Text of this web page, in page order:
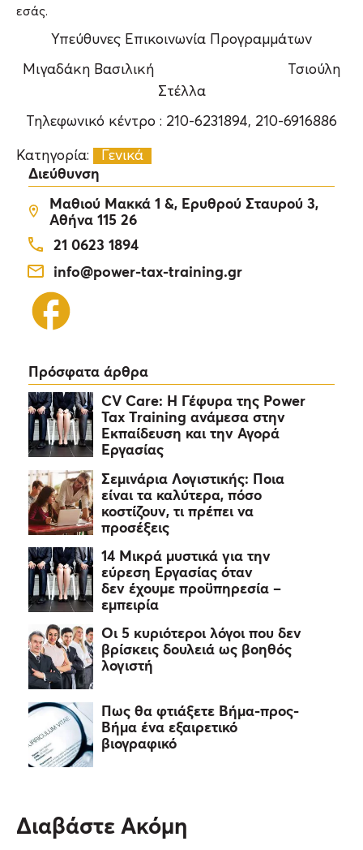
εσάς.
Υπεύθυνες Επικοινωνία Προγραμμάτων
Μιγαδάκη Βασιλική Τσιούλη
Στέλλα
Τηλεφωνικό κέντρο : 210-6231894, 210-6916886
Κατηγορία: Γενικά
Διεύθυνση
Μαθιού Μακκά 1 &, Ερυθρού Σταυρού 3,
Αθήνα 115 26
21 0623 1894
info@power-tax-training.gr
Πρόσφατα άρθρα
CV Care: Η Γέφυρα της Power
Tax Training ανάμεσα στην
Εκπαίδευση και την Αγορά
Εργασίας
Σεμινάρια Λογιστικής: Ποια
είναι τα καλύτερα, πόσο
κοστίζουν, τι πρέπει να
προσέξεις
14 Μικρά μυστικά για την
εύρεση Εργασίας όταν
δεν έχουμε προϋπηρεσία –
εμπειρία
Οι 5 κυριότεροι λόγοι που δεν
βρίσκεις δουλειά ως βοηθός
λογιστή
Πως θα φτιάξετε Βήμα-προς-
Βήμα ένα εξαιρετικό
βιογραφικό
Διαβάστε Ακόμη